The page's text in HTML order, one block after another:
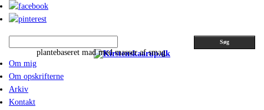
Søg
plantebaseret mad med masser af smag
Om mig
Om opskrifterne
Arkiv
Kontakt